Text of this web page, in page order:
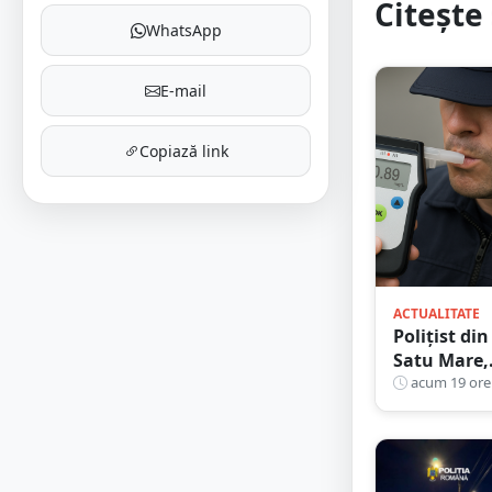
WhatsApp
E-mail
Copiază link
Citește
ACTUALITATE
Polițist din
Satu Mare,
prins la
volan cu
1,75 g/l
alcool în
sânge.
acum 19 ore